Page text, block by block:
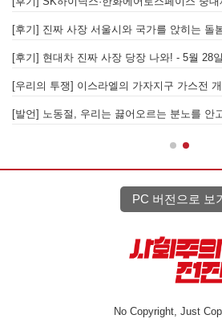
[후기] 진짜 사장 서울시와 국가를 앉히는 돌
[발언] 노동절, 우리는 끓어오르는 분노를 안
PC 버전으로 보
No Copyright, Just